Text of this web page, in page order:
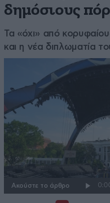
δημόσιους
Τα «όχι» από
και η νέα διπλωματία
Ακούστε το άρθρο